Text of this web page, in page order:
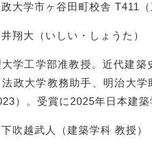
大学市ヶ谷田町校舎 T411
翔大（いしい・しょうた）
大学工学部准教授。近代建
政大学教務助手、明治大
）。受賞に2025年日本建
吹越武人（建築学科 教授）